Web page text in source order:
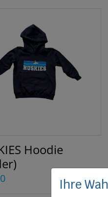
Hoodie
Ihre